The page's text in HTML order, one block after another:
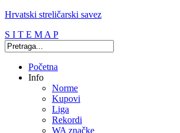
Hrvatski streličarski savez
S I T E M A P
Početna
Info
Norme
Kupovi
Liga
Rekordi
WA značke